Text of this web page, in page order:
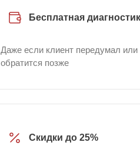
Бесплатная
Даже если клиент передумал
обратится позже
Скидки до 25%